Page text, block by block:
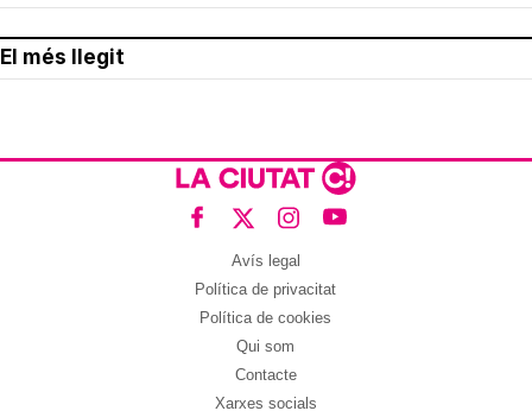
El més llegit
Avís legal
Política de privacitat
Política de cookies
Qui som
Contacte
Xarxes socials